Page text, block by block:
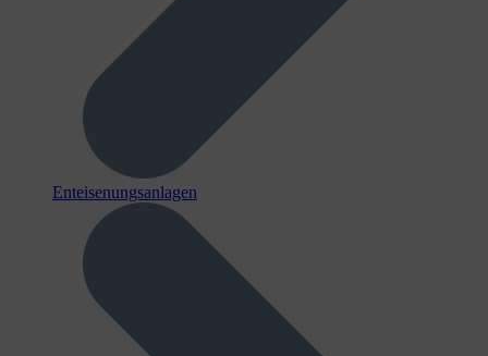
Enteisenungsanlagen